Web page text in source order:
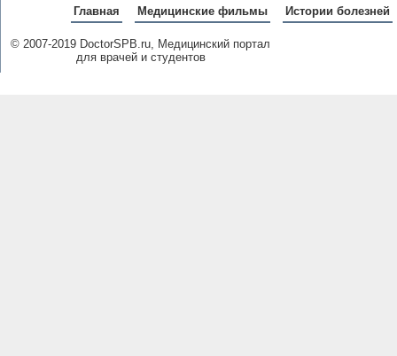
Главная Медицинские фильмы Истории болезней
© 2007-2019 DoctorSPB.ru, Медицинский портал
для врачей и студентов